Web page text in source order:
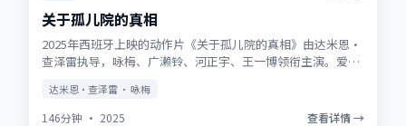
关于孤儿院的真相
2025年西班牙上映的动作片《关于孤儿院的真相》由达米恩·
查泽雷执导，咏梅、广濑铃、河正宇、王一博领衔主演。爱情
蛋值得留意，与世界观其他作品存在联动。
达米恩·查泽雷 · 咏梅
146分钟 · 2025 查看详情 →